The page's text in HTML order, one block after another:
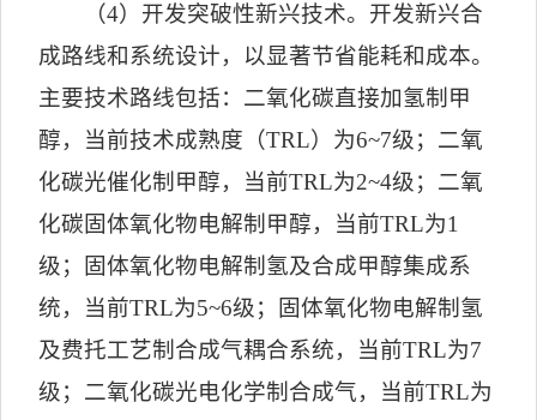
（4）开发突破性新兴技术。开发新兴合
成路线和系统设计，以显著节省能耗和成本。
主要技术路线包括：二氧化碳直接加氢制甲
醇，当前技术成熟度（TRL）为6~7级；二氧
化碳光催化制甲醇，当前TRL为2~4级；二氧
化碳固体氧化物电解制甲醇，当前TRL为1
级；固体氧化物电解制氢及合成甲醇集成系
统，当前TRL为5~6级；固体氧化物电解制氢
及费托工艺制合成气耦合系统，当前TRL为7
级；二氧化碳光电化学制合成气，当前TRL为